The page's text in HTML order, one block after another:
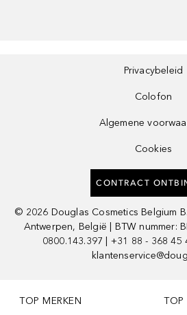
Privacybeleid
Colofon
Algemene
Cookies
CONTRACT
© 2026 Douglas Cosmetics Belgium
Antwerpen, België | BTW nummer:
0800.143.397 | +31 88 - 368 45
TOP MERKEN TOP